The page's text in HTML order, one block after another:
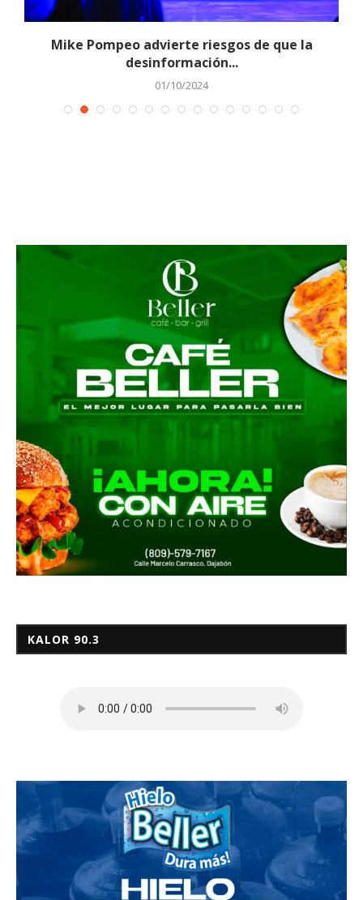
Mike Pompeo advierte riesgos de que la
desinformación...
01/10/2024
KALOR 90.3